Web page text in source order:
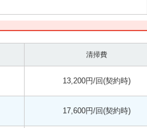
清掃費
13,200円/回(契約時)
17,600円/回(契約時)